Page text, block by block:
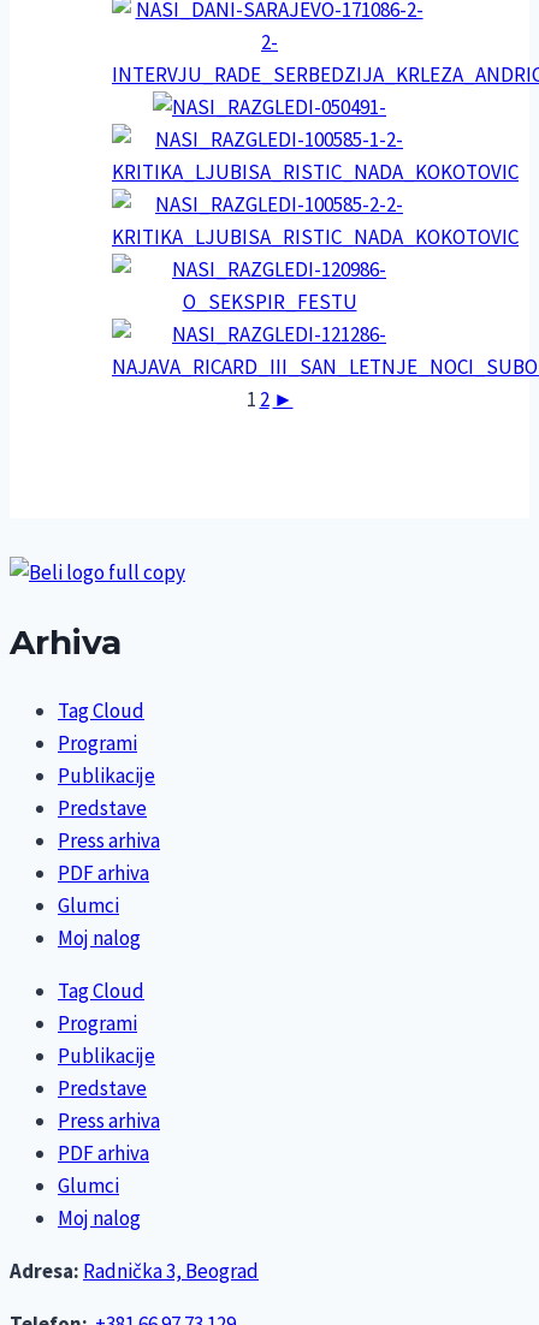
1 2 ►
Arhiva
Tag Cloud
Programi
Publikacije
Predstave
Press arhiva
PDF arhiva
Glumci
Moj nalog
Tag Cloud
Programi
Publikacije
Predstave
Press arhiva
PDF arhiva
Glumci
Moj nalog
Adresa: Radnička 3, Beograd